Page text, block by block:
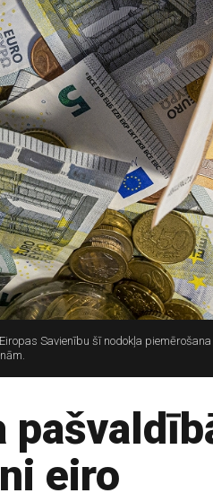
Savienību šī nodokļa
eiro